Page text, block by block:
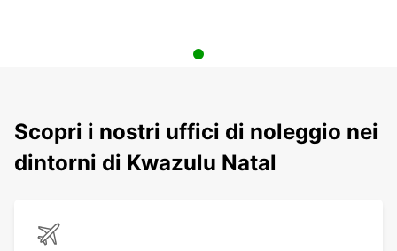
Scopri i nostri uffici di noleggio nei
dintorni di Kwazulu Natal